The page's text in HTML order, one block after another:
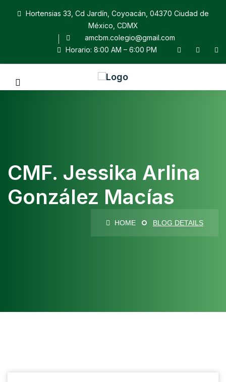
Hortensias 33, Cd Jardín, Coyoacán, 04370 Ciudad de
México, CDMX
amcbm.colegio@gmail.com
Horario: 8:00 AM – 6:00 PM
CMF. Jessika Arlina
González Macías
HOME BLOG DETAILS